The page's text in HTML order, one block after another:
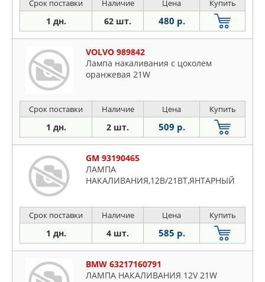
Срок поставки Наличие Цена Купить
1 дн. 62 шт. 480 р.
VOLVO 989842
Лампа накаливания с цоколем
оранжевая 21W
Срок поставки Наличие Цена Купить
1 дн. 2 шт. 509 р.
GM 93190465
ЛАМПА
НАКАЛИВАНИЯ,12В/21ВТ,ЯНТАРНЫЙ
Срок поставки Наличие Цена Купить
1 дн. 4 шт. 585 р.
BMW 63217160791
ЛАМПА НАКАЛИВАНИЯ 12V 21W